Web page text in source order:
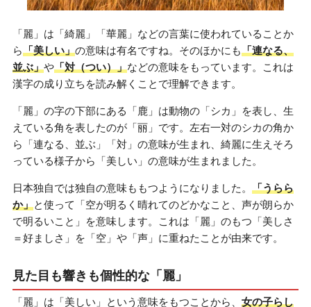
「麗」は「綺麗」「華麗」などの言葉に使われていることか
ら「美しい」の意味は有名ですね。そのほかにも「連なる、
並ぶ」や「対（つい）」などの意味をもっています。これは
漢字の成り立ちを読み解くことで理解できます。
「麗」の字の下部にある「鹿」は動物の「シカ」を表し、生
えている角を表したのが「丽」です。左右一対のシカの角か
ら「連なる、並ぶ」「対」の意味が生まれ、綺麗に生えそろ
っている様子から「美しい」の意味が生まれました。
日本独自では独自の意味ももつようになりました。 「うらら
か」と使って「空が明るく晴れてのどかなこと、声が朗らか
で明るいこと」を意味します。これは「麗」のもつ「美しさ
＝好ましさ」を「空」や「声」に重ねたことが由来です。
見た目も響きも個性的な「麗」
「麗」は「美しい」という意味をもつことから、 女の子らし